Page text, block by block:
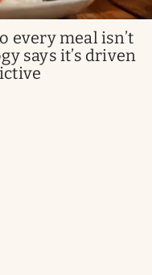
every meal isn’t
says it’s driven